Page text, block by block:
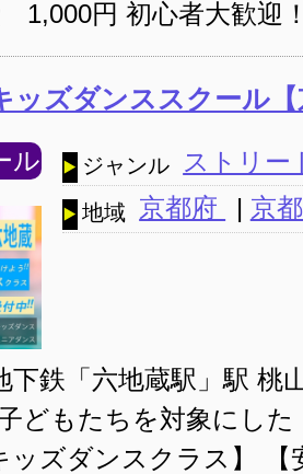
1,000円 初心者大歓
ッズダンススクール
ル ジャンル ストリー
地域 京都府 | 京
下鉄「六地蔵駅」駅 桃
どもたちを対象にし
ッズダンスクラス】